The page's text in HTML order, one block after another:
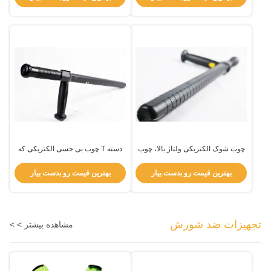
چوب شوک الکتریکی ولتاژ بالا، چوب
بهترین قیمت رو بدست بیار
دسته T چوب بی حسی الکتریکی که
50000 ولت
بهترین قیمت رو بدست بیار
تجهیزات ضد شورش مشاهده بیشتر > >